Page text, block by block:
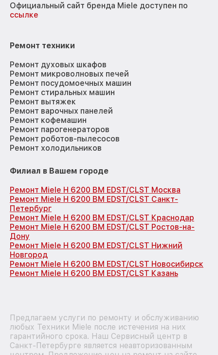
Официальный сайт бренда Miele доступен по
ссылке
Ремонт техники
Ремонт духовых шкафов
Ремонт микроволновых печей
Ремонт посудомоечных машин
Ремонт стиральных машин
Ремонт вытяжек
Ремонт варочных панелей
Ремонт кофемашин
Ремонт парогенераторов
Ремонт роботов-пылесосов
Ремонт холодильников
Филиал в Вашем городе
Ремонт Miele H 6200 BM EDST/CLST Москва
Ремонт Miele H 6200 BM EDST/CLST Санкт-
Петербург
Ремонт Miele H 6200 BM EDST/CLST Краснодар
Ремонт Miele H 6200 BM EDST/CLST Ростов-на-
Дону
Ремонт Miele H 6200 BM EDST/CLST Нижний
Новгород
Ремонт Miele H 6200 BM EDST/CLST Новосибирск
Ремонт Miele H 6200 BM EDST/CLST Казань
Предлагаем услуги по ремонту и обслуживанию
любых Техники Miele после истечения на них
гарантийного срока. Наш Сервисный центр в
Санкт-Петербурге является неавторизованным